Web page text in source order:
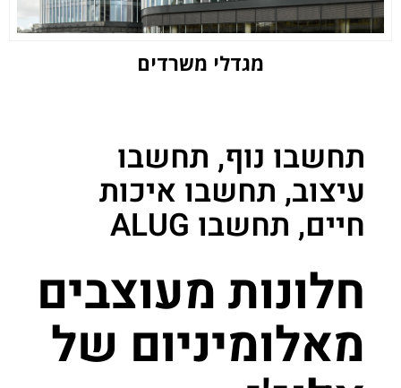
מגדלי משרדים
תחשבו נוף, תחשבו
עיצוב, תחשבו איכות
חיים, תחשבו ALUG
חלונות מעוצבים
מאלומיניום של